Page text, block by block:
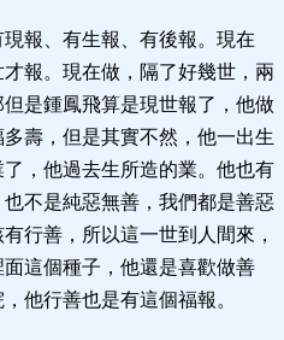
報、有生報、有後報。現在
報。現在做，隔了好幾世，兩
是鍾鳳飛算是現世報了，他做
壽，但是其實不然，他一出生
，他過去生所造的業。他也有
不是純惡無善，我們都是善惡
行善，所以這一世到人間來，
這個種子，他還是喜歡做善
他行善也是有這個福報。